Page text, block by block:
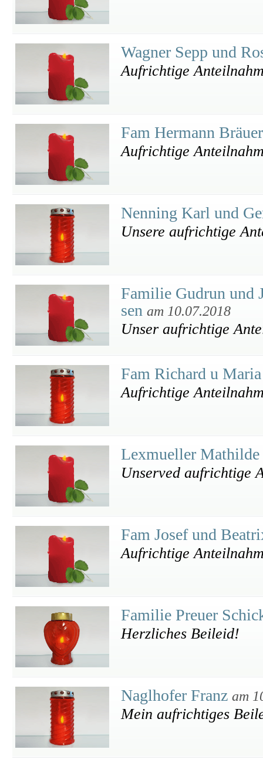
Wagner Sepp und
Aufrichtige
Fam Hermann
Aufrichtige
Nenning Karl und
Unsere aufrichtige
Familie Gudrun und
sen am 10.07.2018
Unser aufrichtige
Fam Richard u
Aufrichtige
Lexmueller
Unserved aufrichtige
Fam Josef und
Aufrichtige
Familie Preuer
Herzliches Beileid!
Naglhofer Franz am
Mein aufrichtiges